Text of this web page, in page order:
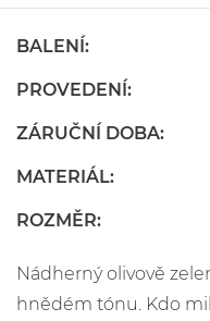
BALENÍ:
PROVEDENÍ:
ZÁRUČNÍ DOBA:
MATERIÁL:
ROZMĚR:
Nádherný olivově
hnědém tónu. Kdo